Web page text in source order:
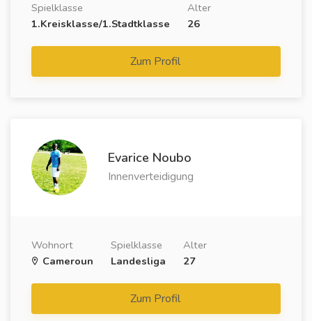
Spielklasse
1.Kreisklasse/1.Stadtklasse
Alter
26
Zum Profil
Evarice Noubo
Innenverteidigung
Wohnort
Cameroun
Spielklasse
Landesliga
Alter
27
Zum Profil